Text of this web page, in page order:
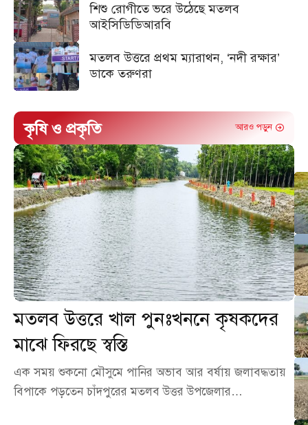
শিশু রোগীতে ভরে উঠেছে মতলব
আইসিডিডিআরবি
মতলব উত্তরে প্রথম ম্যারাথন, ‘নদী রক্ষার’
ডাকে তরুণরা
কৃষি ও প্রকৃতি আরও পড়ুন
মতলব উত্তরে খাল পুনঃখননে কৃষকদের
মাঝে ফিরছে স্বস্তি
এক সময় শুকনো মৌসুমে পানির অভাব আর বর্ষায় জলাবদ্ধতায়
বিপাকে পড়তেন চাঁদপুরের মতলব উত্তর উপজেলার…